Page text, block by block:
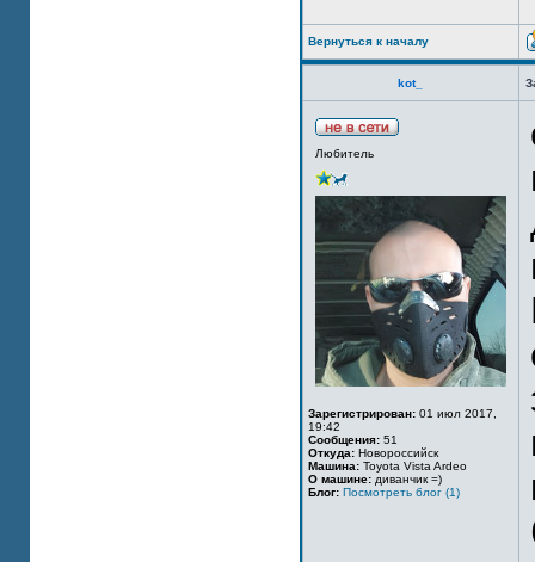
Вернуться к началу
kot_
Любитель
Зарегистрирован: 01 июл 2017,
19:42
Сообщения: 51
Откуда: Новороссийск
Машина: Toyota Vista Ardeo
О машине: диванчик =)
Блог: Посмотреть блог (1)